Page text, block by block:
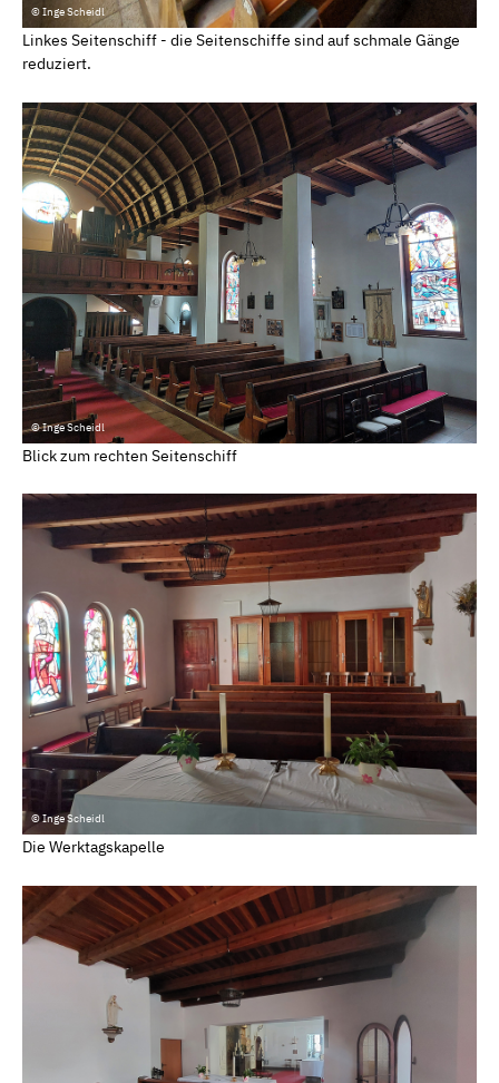
© Inge Scheidl
Linkes Seitenschiff - die Seitenschiffe sind auf schmale Gänge
reduziert.
© Inge Scheidl
Blick zum rechten Seitenschiff
© Inge Scheidl
Die Werktagskapelle